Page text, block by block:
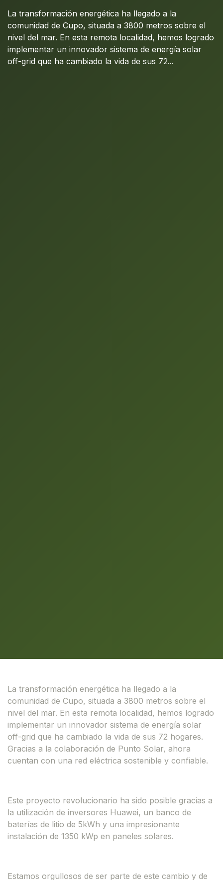
La transformación energética ha llegado a la
comunidad de Cupo, situada a 3800 metros sobre el
nivel del mar. En esta remota localidad, hemos logrado
implementar un innovador sistema de energía solar
off-grid que ha cambiado la vida de sus 72...
La transformación energética ha llegado a la
comunidad de Cupo, situada a 3800 metros sobre el
nivel del mar. En esta remota localidad, hemos logrado
implementar un innovador sistema de energía solar
off-grid que ha cambiado la vida de sus 72 hogares.
Gracias a la colaboración de Punto Solar, ahora
cuentan con una red eléctrica sostenible y confiable.
Este proyecto revolucionario ha sido posible gracias a
la utilización de inversores Huawei, un banco de
baterías de litio de 5kWh y una impresionante
instalación de 1350 kWp en paneles solares.
Estamos orgullosos de ser parte de este cambio y de